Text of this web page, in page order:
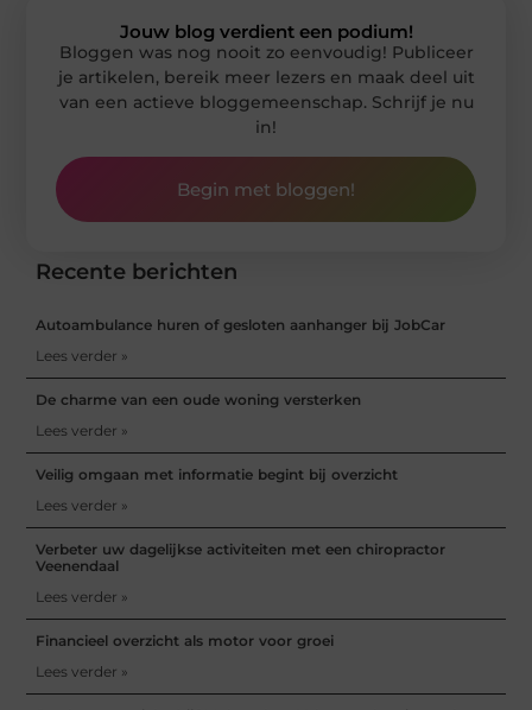
Recente berichten
Autoambulance huren of gesloten aanhanger bij JobCar
Lees verder »
De charme van een oude woning versterken
Lees verder »
Veilig omgaan met informatie begint bij overzicht
Lees verder »
Verbeter uw dagelijkse activiteiten met een chiropractor
Veenendaal
Lees verder »
Financieel overzicht als motor voor groei
Lees verder »
Jouw blog verdient een podium!
Bloggen was nog nooit zo eenvoudig! Publiceer
je artikelen, bereik meer lezers en maak deel uit
van een actieve bloggemeenschap. Schrijf je nu
in!
Begin met bloggen!